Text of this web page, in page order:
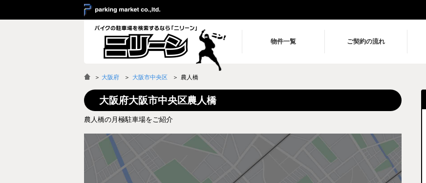
物件一覧 ご契約の流れ
＞ 大阪府 大阪市中央区 農人橋
大阪府大阪市中央区農人橋
農人橋の月極駐車場をご紹介